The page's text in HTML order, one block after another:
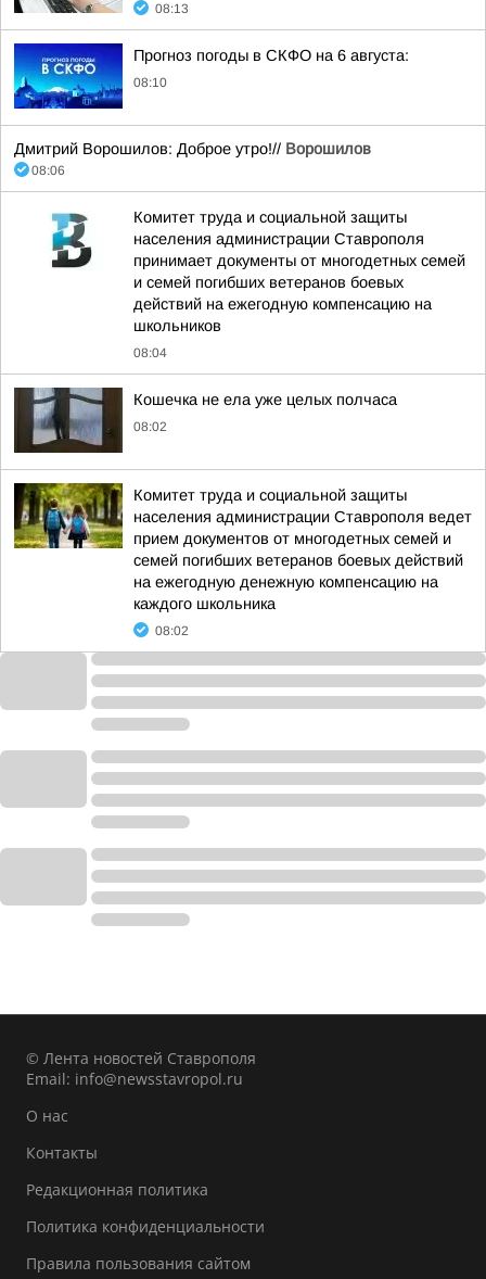
08:13
Прогноз погоды в СКФО на 6 августа:
08:10
Дмитрий Ворошилов: Доброе утро!// Ворошилов
08:06
Комитет труда и социальной защиты
населения администрации Ставрополя
принимает документы от многодетных семей
и семей погибших ветеранов боевых
действий на ежегодную компенсацию на
школьников
08:04
Кошечка не ела уже целых полчаса
08:02
Комитет труда и социальной защиты
населения администрации Ставрополя ведет
прием документов от многодетных семей и
семей погибших ветеранов боевых действий
на ежегодную денежную компенсацию на
каждого школьника
08:02
© Лента новостей Ставрополя
Email: info@newsstavropol.ru
О нас
Контакты
Редакционная политика
Политика конфиденциальности
Правила пользования сайтом